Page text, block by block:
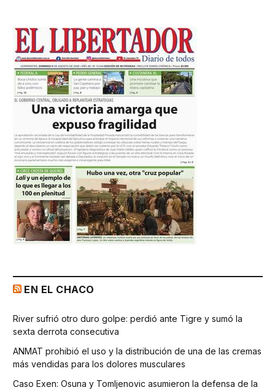
EN EL CHACO
River sufrió otro duro golpe: perdió ante Tigre y sumó la
sexta derrota consecutiva
ANMAT prohibió el uso y la distribución de una de las cremas
más vendidas para los dolores musculares
Caso Exen: Osuna y Tomljenovic asumieron la defensa de la